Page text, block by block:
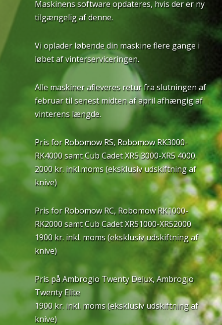
Maskinens software opdateres, hvis der er ny
tilgængelig af denne.
Vi oplader løbende din maskine flere gange i
løbet af vinterserviceringen.
Alle maskiner afleveres retur fra slutningen af
februar til senest midten af april afhængig af
vinterens længde.
Pris for Robomow RS, Robomow RK3000-
RK4000 samt Cub Cadet XR5 3000-XR5 4000.
2000 kr. inkl.moms (eksklusiv udskiftning af
knive)
Pris for Robomow RC, Robomow RK1000-
RK2000 samt Cub Cadet XR51000-XR52000
1900 kr. inkl. moms (eksklusiv udskiftning af
knive)
Pris på Ambrogio Twenty Delux, Ambrogio
Twenty Elite
1900 kr. inkl. moms (eksklusiv udskiftning af
knive)